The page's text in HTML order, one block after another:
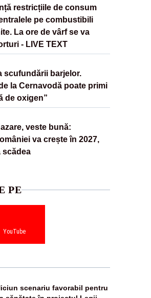
restricțiile de consum
pe combustibili
La ore de vârf se va
- LIVE TEXT
scufundării barjelor.
la Cernavodă poate primi
de oxigen”
veste bună:
va crește în 2027,
scădea
PE
YouTube
scenariu favorabil pentru